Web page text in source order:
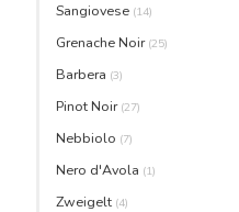
Sangiovese (14)
Grenache Noir (25)
Barbera (3)
Pinot Noir (27)
Nebbiolo (7)
Nero d'Avola (1)
Zweigelt (4)